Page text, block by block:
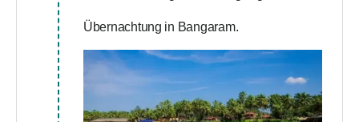
Übernachtung in Bangaram.